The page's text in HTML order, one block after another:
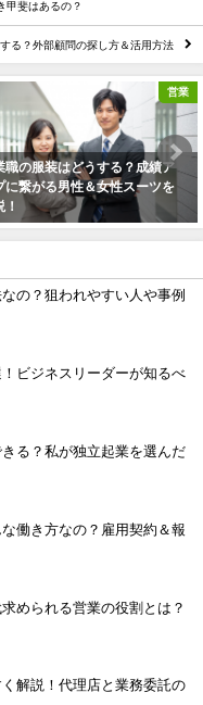
甲斐はあるの？
る？外部顧問の探し方＆活用方法
営業
ルートのヨミ表を営業に活用
う！ヨミ会の実施方法も解
の？狙われやすい人や事例
ビジネスリーダーが知るべ
る？私が独立起業を選んだ
働き方なの？雇用契約＆報
められる営業の役割とは？
解説！代理店と業務委託の